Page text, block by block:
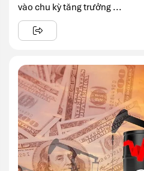
vào chu kỳ tăng trưởng ...